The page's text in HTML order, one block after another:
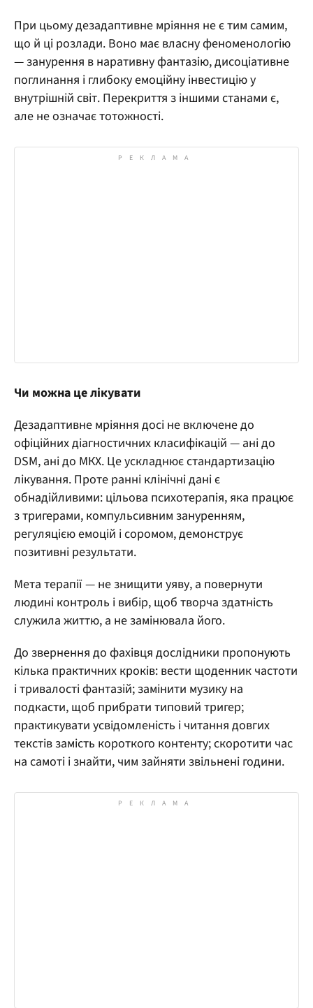
При цьому дезадаптивне мріяння не є тим самим,
що й ці розлади. Воно має власну феноменологію
— занурення в наративну фантазію, дисоціативне
поглинання і глибоку емоційну інвестицію у
внутрішній світ. Перекриття з іншими станами є,
але не означає тотожності.
Чи можна це лікувати
Дезадаптивне мріяння досі не включене до
офіційних діагностичних класифікацій — ані до
DSM, ані до МКХ. Це ускладнює стандартизацію
лікування. Проте ранні клінічні дані є
обнадійливими: цільова психотерапія, яка працює
з тригерами, компульсивним зануренням,
регуляцією емоцій і соромом, демонструє
позитивні результати.
Мета терапії — не знищити уяву, а повернути
людині контроль і вибір, щоб творча здатність
служила життю, а не замінювала його.
До звернення до фахівця дослідники пропонують
кілька практичних кроків: вести щоденник частоти
і тривалості фантазій; замінити музику на
подкасти, щоб прибрати типовий тригер;
практикувати усвідомленість і читання довгих
текстів замість короткого контенту; скоротити час
на самоті і знайти, чим зайняти звільнені години.